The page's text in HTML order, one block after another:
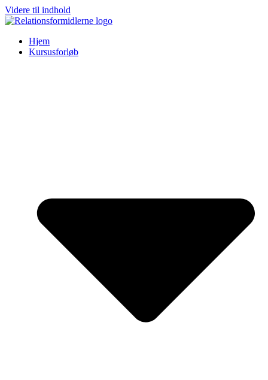
Videre til indhold
Hjem
Kursusforløb